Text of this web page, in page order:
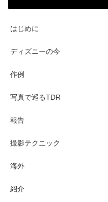
はじめに
ディズニーの今
作例
写真で巡るTDR
報告
撮影テクニック
海外
紹介